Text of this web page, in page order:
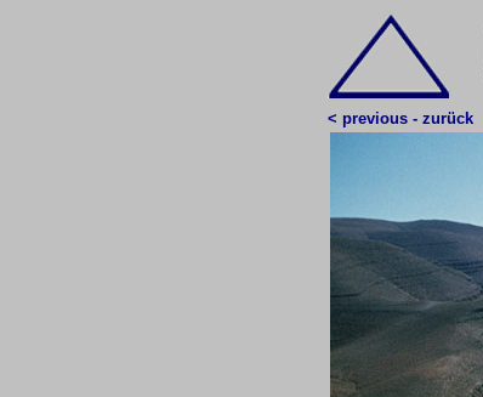
< previous - zurück